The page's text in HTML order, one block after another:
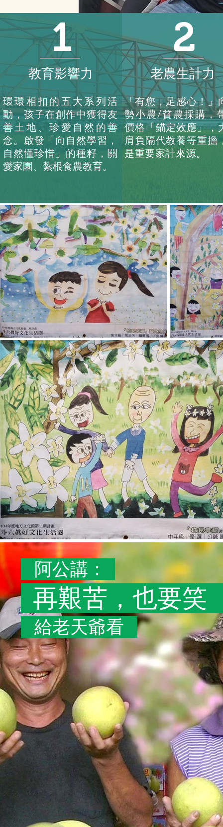
1
教育影響力
環環相扣的五大系列活
動，孩子在創作中獲得友
善土地、珍愛自然的善
念。啟發「向自然學習，
自然懂珍惜」的種籽，關
愛家園、紮根食農教育。
2
老農生計力
「有您，足感心！」
勢小農/貧農採購，
價格「錨定效應」，
肩負隔代教養等重擔
是重要家計來源。
阿公講：
再艱苦，也要
給老天爺看